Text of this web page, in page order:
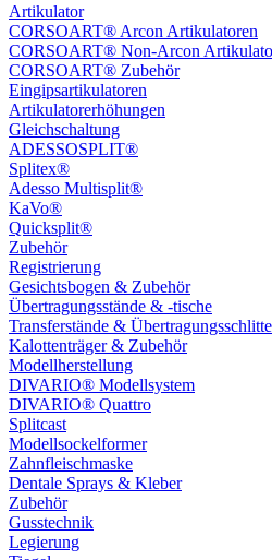
Artikulator
CORSOART® Arcon Artikulatoren
CORSOART® Non-Arcon
CORSOART® Zubehör
Eingipsartikulatoren
Artikulatorerhöhungen
Gleichschaltung
ADESSOSPLIT®
Splitex®
Adesso Multisplit®
KaVo®
Quicksplit®
Zubehör
Registrierung
Gesichtsbogen & Zubehör
Übertragungsstände & -tische
Transferstände &
Kalottenträger & Zubehör
Modellherstellung
DIVARIO® Modellsystem
DIVARIO® Quattro
Splitcast
Modellsockelformer
Zahnfleischmaske
Dentale Sprays & Kleber
Zubehör
Gusstechnik
Legierung